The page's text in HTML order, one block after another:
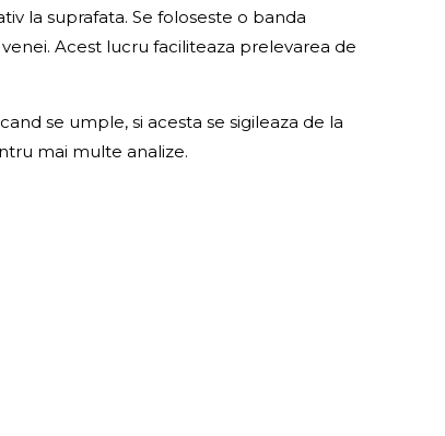
la suprafata. Se foloseste o banda
Acest lucru faciliteaza prelevarea de
se umple, si acesta se sigileaza de la
mai multe analize.